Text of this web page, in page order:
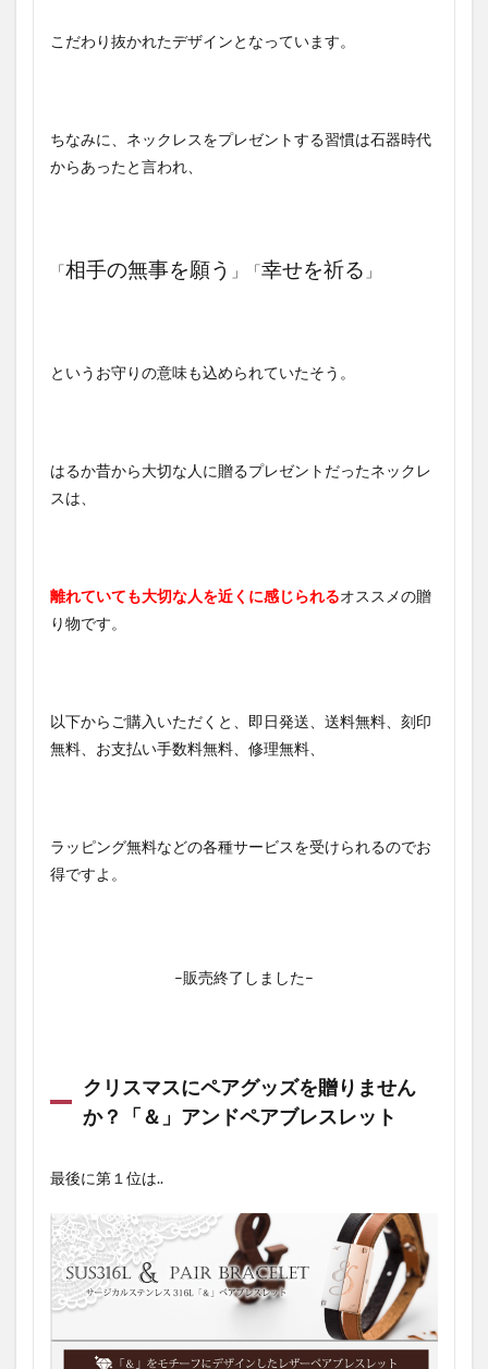
こだわり抜かれたデザインとなっています。
ちなみに、ネックレスをプレゼントする習慣は石器時代
からあったと言われ、
「相手の無事を願う 」「幸せを祈る 」
というお守りの意味も込められていたそう。
はるか昔から大切な人に贈るプレゼントだったネックレ
スは、
離れていても大切な人を近くに感じられるオススメの贈
り物です。
以下からご購入いただくと、即日発送、送料無料、刻印
無料、お支払い手数料無料、修理無料、
ラッピング無料などの各種サービスを受けられるのでお
得ですよ。
–販売終了しました–
クリスマスにペアグッズを贈りません
か？「＆」アンドペアブレスレット
最後に第１位は..